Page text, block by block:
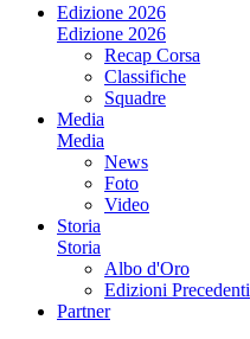
Edizione 2026
Edizione 2026
Recap Corsa
Classifiche
Squadre
Media
Media
News
Foto
Video
Storia
Storia
Albo d'Oro
Edizioni Precedenti
Partner